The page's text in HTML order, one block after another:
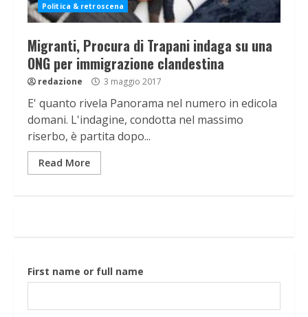
Politica & retroscena
Migranti, Procura di Trapani indaga su una
ONG per immigrazione clandestina
redazione 3 maggio 2017
E' quanto rivela Panorama nel numero in edicola
domani. L'indagine, condotta nel massimo
riserbo, è partita dopo...
Read More
First name or full name